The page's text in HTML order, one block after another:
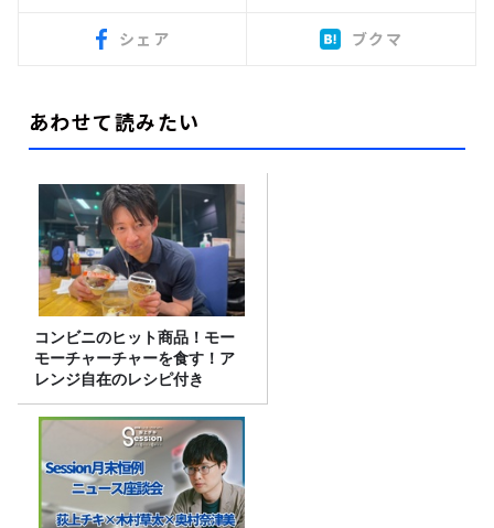
シェア ブクマ
あわせて読みたい
コンビニのヒット商品！モー
モーチャーチャーを食す！ア
レンジ自在のレシピ付き